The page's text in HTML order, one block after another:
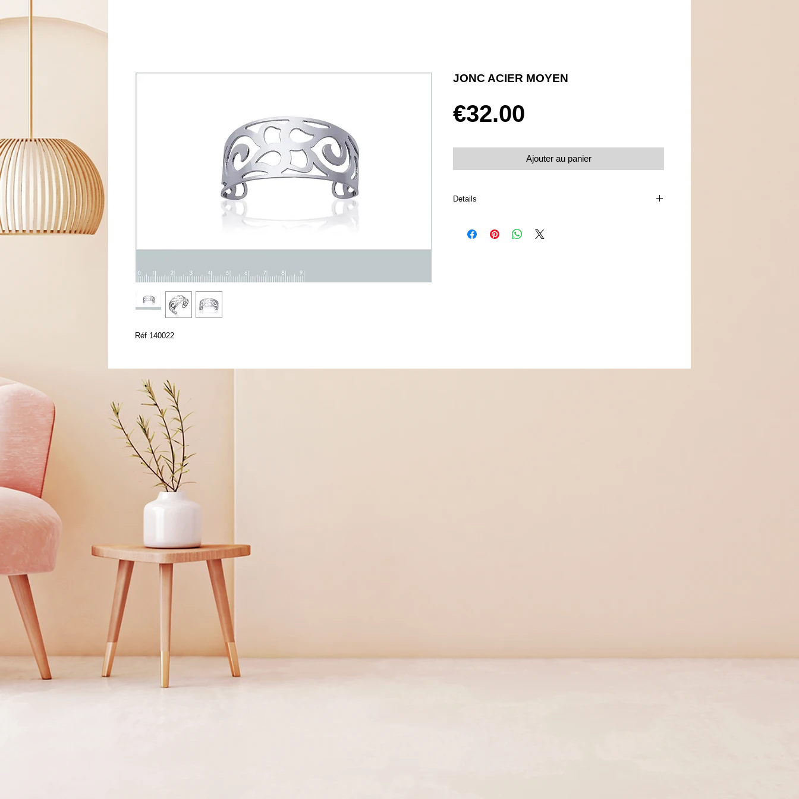
Réf 140022
JONC ACIER MOYEN
€32.00
Ajouter au panier
Details
Acier 316L inoxydable